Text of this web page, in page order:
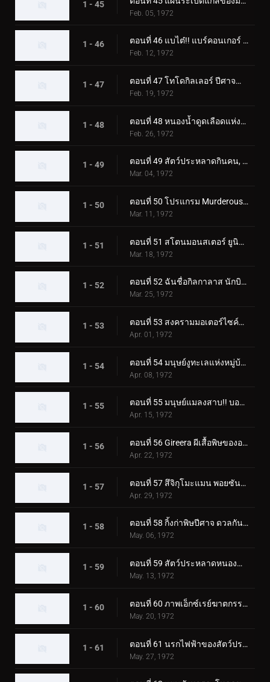
1 - 45
Feb. 05, 1972
1 - 46 ตอนที่ 46 แบไต๋!! แบร์คอนเกอร์ สัตว์ประหลาดแห่งภูเขาหิมะ
Feb. 12, 1972
1 - 47 ตอนที่ 47 โทโดกิลเลอร์ ปีศาจน้ำแข็งผู้เรียกความตาย
Feb. 19, 1972
1 - 48 ตอนที่ 48 หนองน้ำดูดเลือดแห่งฮิรูเกอริลลา
Feb. 26, 1972
1 - 49 ตอนที่ 49 สัตว์ประหลาดกินคน, อิโซจินแช็ค
Mar. 04, 1972
1 - 50 ตอนที่ 50 โปรแกรม Murderous Aurora ของ Monster Kamestone
Mar. 11, 1972
1 - 51 ตอนที่ 51 สโตนมอนสเตอร์ ยูนิคอร์นอส ปะทะ ดับเบิ้ลไรเดอร์คิก
Mar. 18, 1972
1 - 52 ตอนที่ 52 ฉันชื่อกิลกาลาส นักบินอวกาศลึกลับ
Mar. 25, 1972
1 - 53 ตอนที่ 53 สงครามมอเตอร์ไซค์พร้อมตายของ Monster Jaguarman
Apr. 01, 1972
1 - 54 ตอนที่ 54 มนุษย์งูทะเลแห่งหมู่บ้านผี
Apr. 08, 1972
1 - 55 ตอนที่ 55 มนุษย์แมลงสาบ!! บอลลูนโฆษณาแบคทีเรียที่น่าสะพรึงกลัว
Apr. 15, 1972
1 - 56 ตอนที่ 56 Gireera ผีเสื้อพิษของอเมซอน
Apr. 22, 1972
1 - 57 ตอนที่ 57 สึจิกุโมะแมน พอยซันมอนโดะ
Apr. 29, 1972
1 - 58 ตอนที่ 58 กิ้งก่าพิษปีศาจ ดวลกันใน Fear Valley!!
May. 06, 1972
1 - 59 ตอนที่ 59 สัตว์ประหลาดหนองน้ำไร้ก้นบึ้ง มนุษย์ไส้เดือน!
May. 13, 1972
1 - 60 ตอนที่ 60 ภาพเอ็กซ์เรย์ฆาตกรรมของมนุษย์นกฮูกลึกลับ
May. 20, 1972
1 - 61 ตอนที่ 61 นรกไฟฟ้าของสัตว์ประหลาด Catfishgiller
May. 27, 1972